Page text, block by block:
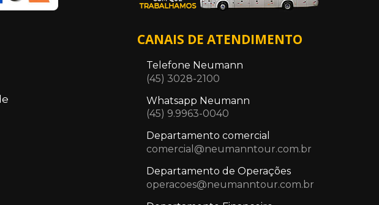
CANAIS DE ATENDIMENTO
Telefone Neumann
(45) 3028-2100
Whatsapp Neumann
(45) 9.9963-0040
Departamento comercial
comercial@neumanntour.com.br
Departamento de Operações
operacoes@neumanntour.com.br